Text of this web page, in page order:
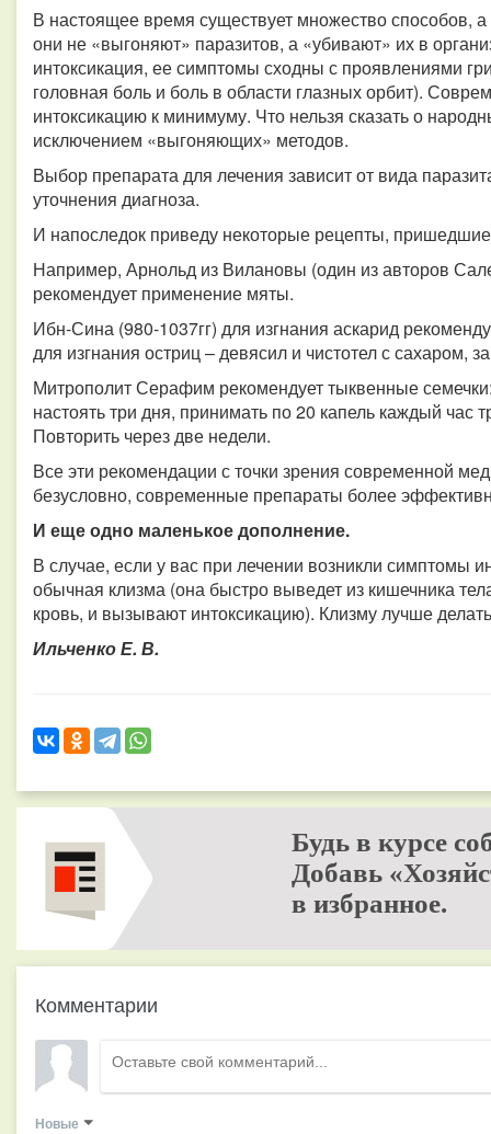
В настоящее время существует множество способов,
они не «выгоняют» паразитов, а «убивают» их в
интоксикация, ее симптомы сходны с проявлениями
головная боль и боль в области глазных орбит).
интоксикацию к минимуму. Что нельзя сказать о
исключением «выгоняющих» методов.
Выбор препарата для лечения зависит от вида
уточнения диагноза.
И напоследок приведу некоторые рецепты,
Например, Арнольд из Вилановы (один из авторов
рекомендует применение мяты.
Ибн-Сина (980-1037гг) для изгнания аскарид
для изгнания остриц – девясил и чистотел с сахаром,
Митрополит Серафим рекомендует тыквенные семечки:
настоять три дня, принимать по 20 капель каждый час
Повторить через две недели.
Все эти рекомендации с точки зрения современной
безусловно, современные препараты более
И еще одно маленькое дополнение.
В случае, если у вас при лечении возникли симптомы
обычная клизма (она быстро выведет из кишечника
кровь, и вызывают интоксикацию). Клизму лучше
Ильченко Е. В.
Будь в курсе
Добавь
в избранное.
Комментарии
Новые